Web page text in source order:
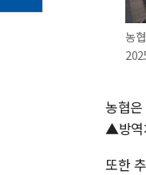
농
농협
▲방역
또한